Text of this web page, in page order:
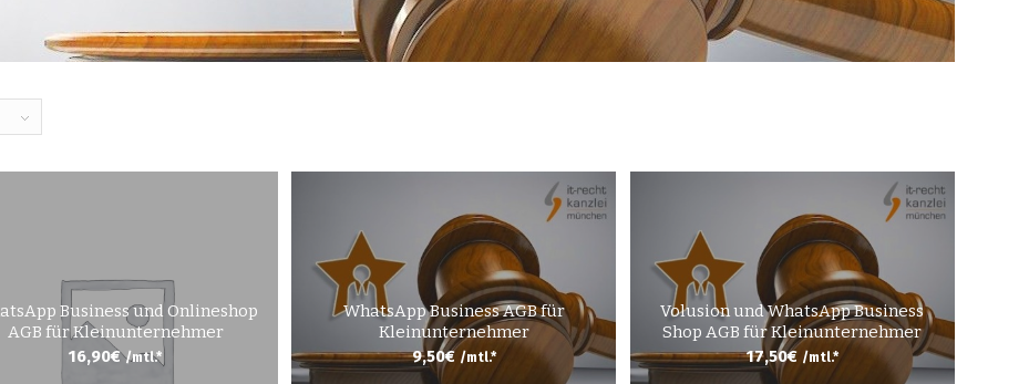
Business und Onlineshop
AGB für Kleinunternehmer
16,90€ /mtl.*
WhatsApp Business AGB für
Kleinunternehmer
9,50€ /mtl.*
Volusion und WhatsApp Business
Shop AGB für Kleinunternehmer
17,50€ /mtl.*